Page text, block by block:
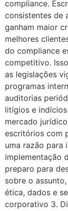
compliance.
consistentes de
ganham maior
melhores
do compliance
competitivo.
as legislações
programas
auditorias
litígios e
mercado
escritórios com
uma razão para
implementação
preparo para
sobre o
ética, dados e
corporativo 3.